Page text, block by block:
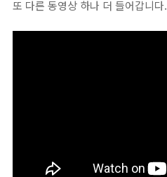
또 다른 동영상 하나 더 들어갑니다.